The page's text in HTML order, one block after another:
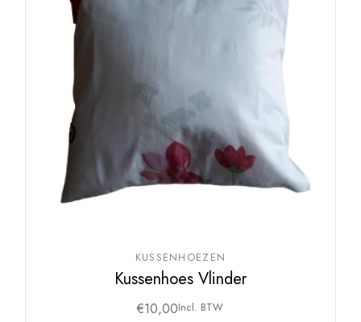
KUSSENHOEZEN
Kussenhoes Vlinder
€10,00Incl. BTW